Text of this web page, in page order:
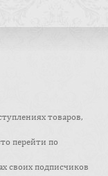
товаров,
перейти по
своих подписчиков